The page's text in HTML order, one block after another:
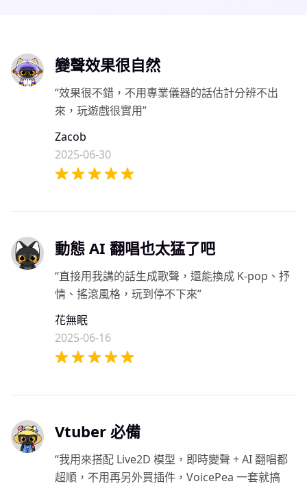
變聲效果很自然
“效果很不錯，不用專業儀器的話估計分辨不出
來，玩遊戲很實用”
Zacob
2025-06-30
動態 AI 翻唱也太猛了吧
“直接用我講的話生成歌聲，還能換成 K-pop、抒
情、搖滾風格，玩到停不下來”
花無眠
2025-06-16
Vtuber 必備
“我用來搭配 Live2D 模型，即時變聲 + AI 翻唱都
超順，不用再另外買插件，VoicePea 一套就搞